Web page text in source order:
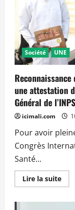
Société UNE
Reconnaissance
une attestation
Général de l’INPS
icimali.com
Pour avoir
Congrès
Santé...
Lire la suiteEn